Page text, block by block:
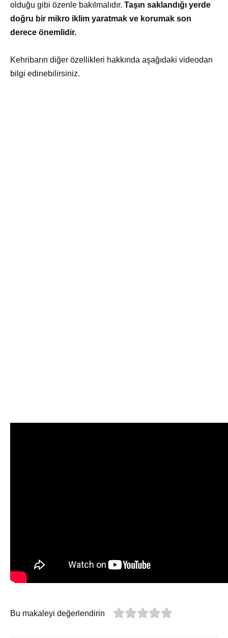
olduğu gibi özenle bakılmalıdır. Taşın saklandığı yerde
doğru bir mikro iklim yaratmak ve korumak son
derece önemlidir.
Kehribarın diğer özellikleri hakkında aşağıdaki videodan
bilgi edinebilirsiniz.
Bu makaleyi değerlendirin